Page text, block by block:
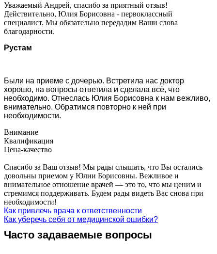
Уважаемый Андрей, спасибо за приятный отзыв!
Действительно, Юлия Борисовна - первоклассный
специалист. Мы обязательно передадим Ваши слова
благодарности.
Рустам
Были на приеме с дочерью. Встретила нас доктор
хорошо, на вопросы ответила и сделала всё, что
необходимо. Отнеслась Юлия Борисовна к нам вежливо,
внимательно. Обратимся повторно к ней при
необходимости.
Внимание
Квалификация
Цена-качество
Спасибо за Ваш отзыв! Мы рады слышать, что Вы остались
довольны приемом у Юлии Борисовны. Вежливое и
внимательное отношение врачей — это то, что мы ценим и
стремимся поддерживать. Будем рады видеть Вас снова при
необходимости!
Как привлечь врача к ответственности
Как уберечь себя от медицинской ошибки?
Часто задаваемые вопросы